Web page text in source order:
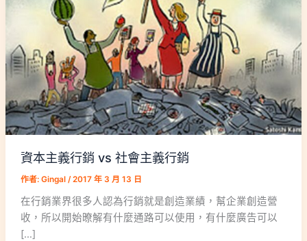
資本主義行銷 vs 社會主義行銷
作者: Gingal /2017 年 3 月 13 日
在行銷業界很多人認為行銷就是創造業績，幫企業創造營
收，所以開始暸解有什麼通路可以使用，有什麼廣告可以
[…]